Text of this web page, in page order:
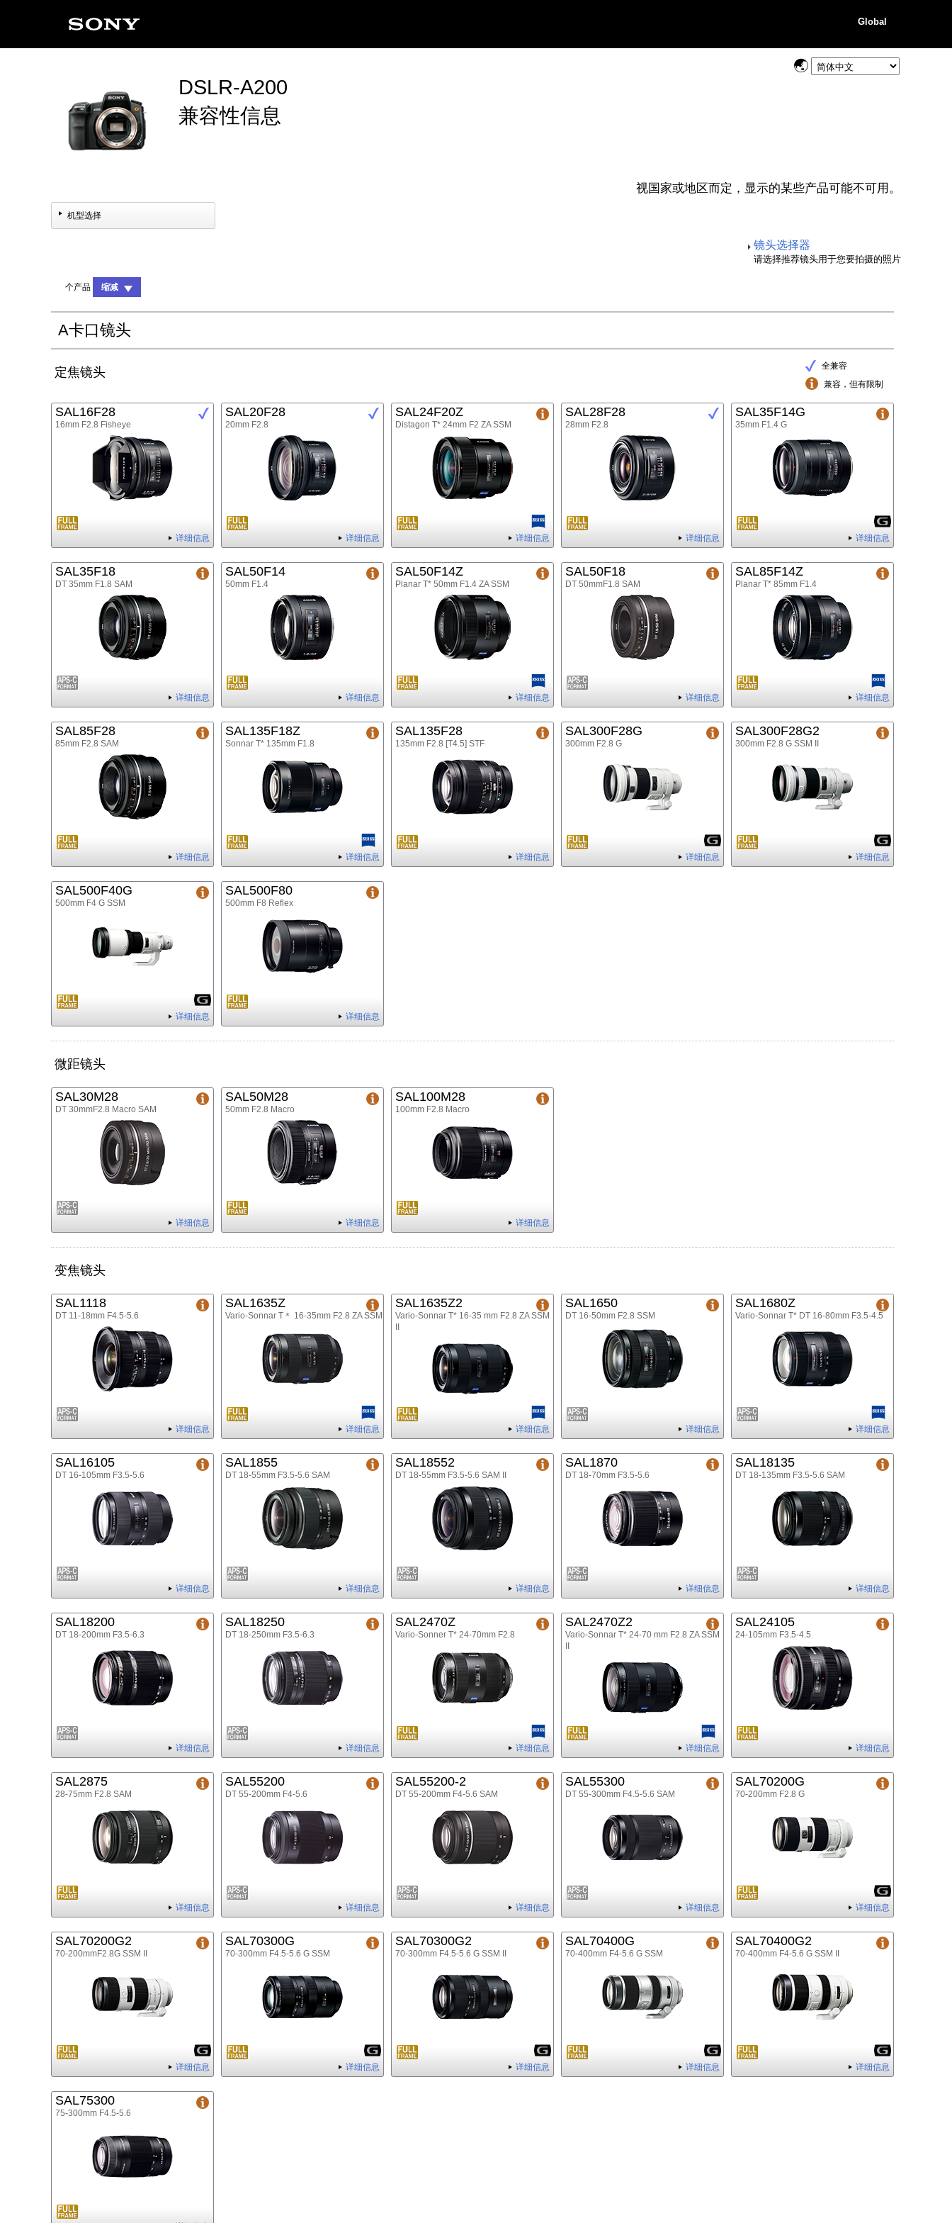
Global
DSLR-A200
兼容性信息
视国家或地区而定，显示的某些产品可能不可用。
机型选择
镜头选择器
请选择推荐镜头用于您要拍摄的照片
个产品 缩减
A卡口镜头
全兼容
兼容，但有限制
定焦镜头
SAL16F28
16mm F2.8 Fisheye
详细信息
SAL20F28
20mm F2.8
详细信息
SAL24F20Z
Distagon T* 24mm F2 ZA SSM
详细信息
SAL28F28
28mm F2.8
详细信息
SAL35F14G
35mm F1.4 G
详细信息
SAL35F18
DT 35mm F1.8 SAM
详细信息
SAL50F14
50mm F1.4
详细信息
SAL50F14Z
Planar T* 50mm F1.4 ZA SSM
详细信息
SAL50F18
DT 50mmF1.8 SAM
详细信息
SAL85F14Z
Planar T* 85mm F1.4
详细信息
SAL85F28
85mm F2.8 SAM
详细信息
SAL135F18Z
Sonnar T* 135mm F1.8
详细信息
SAL135F28
135mm F2.8 [T4.5] STF
详细信息
SAL300F28G
300mm F2.8 G
详细信息
SAL300F28G2
300mm F2.8 G SSM II
详细信息
SAL500F40G
500mm F4 G SSM
详细信息
SAL500F80
500mm F8 Reflex
详细信息
微距镜头
SAL30M28
DT 30mmF2.8 Macro SAM
详细信息
SAL50M28
50mm F2.8 Macro
详细信息
SAL100M28
100mm F2.8 Macro
详细信息
变焦镜头
SAL1118
DT 11-18mm F4.5-5.6
详细信息
SAL1635Z
Vario-Sonnar T＊ 16-35mm F2.8 ZA SSM
详细信息
SAL1635Z2
Vario-Sonnar T* 16-35 mm F2.8 ZA SSM
详细信息
SAL1650
DT 16-50mm F2.8 SSM
详细信息
SAL1680Z
Vario-Sonnar T* DT 16-80mm F3.5-4.5
详细信息
SAL16105
DT 16-105mm F3.5-5.6
详细信息
SAL1855
DT 18-55mm F3.5-5.6 SAM
详细信息
SAL18552
DT 18-55mm F3.5-5.6 SAM II
详细信息
SAL1870
DT 18-70mm F3.5-5.6
详细信息
SAL18135
DT 18-135mm F3.5-5.6 SAM
详细信息
SAL18200
DT 18-200mm F3.5-6.3
详细信息
SAL18250
DT 18-250mm F3.5-6.3
详细信息
SAL2470Z
Vario-Sonner T* 24-70mm F2.8
详细信息
SAL2470Z2
Vario-Sonnar T* 24-70 mm F2.8 ZA SSM
详细信息
SAL24105
24-105mm F3.5-4.5
详细信息
SAL2875
28-75mm F2.8 SAM
详细信息
SAL55200
DT 55-200mm F4-5.6
详细信息
SAL55200-2
DT 55-200mm F4-5.6 SAM
详细信息
SAL55300
DT 55-300mm F4.5-5.6 SAM
详细信息
SAL70200G
70-200mm F2.8 G
详细信息
SAL70200G2
70-200mmF2.8G SSM II
详细信息
SAL70300G
70-300mm F4.5-5.6 G SSM
详细信息
SAL70300G2
70-300mm F4.5-5.6 G SSM II
详细信息
SAL70400G
70-400mm F4-5.6 G SSM
详细信息
SAL70400G2
70-400mm F4-5.6 G SSM II
详细信息
SAL75300
75-300mm F4.5-5.6